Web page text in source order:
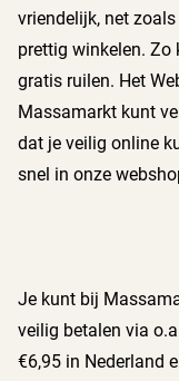
vriendelijk, net
prettig winkelen. Zo
gratis ruilen. Het
Massamarkt kunt
dat je veilig online
snel in onze
Je kunt bij
veilig betalen via
€6,95 in Nederland